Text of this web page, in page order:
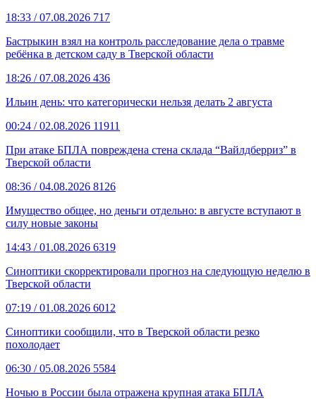
18:33 / 07.08.2026 717
Бастрыкин взял на контроль расследование дела о травме
ребёнка в детском саду в Тверской области
18:26 / 07.08.2026 436
Ильин день: что категорически нельзя делать 2 августа
00:24 / 02.08.2026 11911
При атаке БПЛА повреждена стена склада “Вайлдберриз” в
Тверской области
08:36 / 04.08.2026 8126
Имущество общее, но деньги отдельно: в августе вступают в
силу новые законы
14:43 / 01.08.2026 6319
Синоптики скорректировали прогноз на следующую неделю в
Тверской области
07:19 / 01.08.2026 6012
Синоптики сообщили, что в Тверской области резко
похолодает
06:30 / 05.08.2026 5584
Ночью в России была отражена крупная атака БПЛА